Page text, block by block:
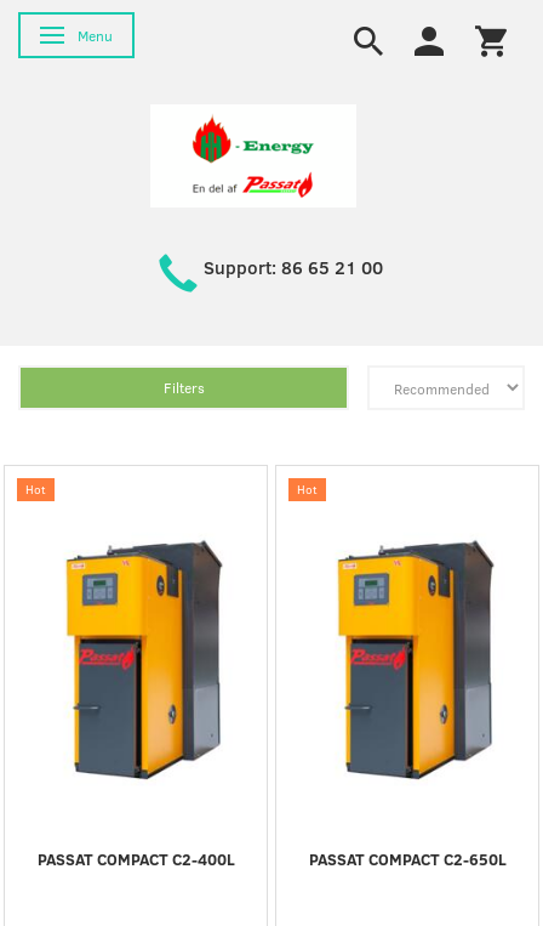
Toggle navigation
Menu
Support: 86 65 21 00
Filters
Hot
PASSAT COMPACT C2-400L
Hot
PASSAT COMPACT C2-650L